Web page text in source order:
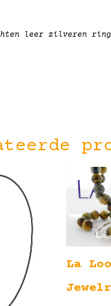
leer zilveren ring
La